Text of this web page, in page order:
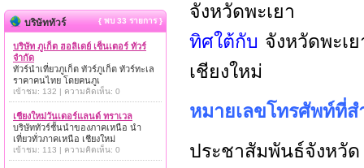
จังหวัดพะเยา
ทิศใต้กับ จังหวัดพะเ
เชียงใหม่
หมายเลขโทรศัพท์ที่
ประชาสัมพันธ์จังหวัด
บริษัททัวร์ { พบ 33 รายการ }
บริษัท ภูเก็ต ฮอลิเดย์ เซ็นเตอร์ ทัวร์
จำกัด
ทัวร์นำเที่ยวภูเก็ต ทัวร์ภูเก็ต ทัวร์ทะเล
ราคาคนไทย โดยคนภูเ
เข้าชม: 132 | ความคิดเห็น: 0
เชียงใหม่วันเดอร์แลนด์ ทราเวล
บริษัททัวร์ชั้นนำของภาคเหนือ นำ
เที่ยวทั่วภาคเหนือ เชียงใหม่
เข้าชม: 113 | ความคิดเห็น: 0